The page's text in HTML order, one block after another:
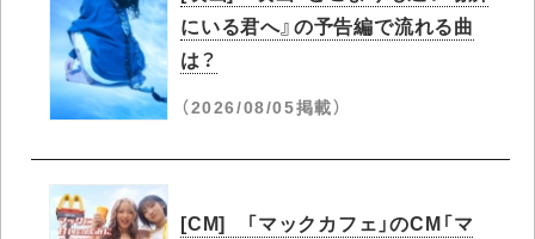
にいる君へ』の予告編で流れる曲
は？
（2026/08/05掲載）
[CM] 「マックカフェ」のCM「マ